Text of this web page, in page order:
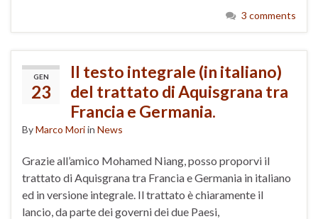
3 comments
GEN
23
Il testo integrale (in italiano)
del trattato di Aquisgrana tra
Francia e Germania.
ByMarco Moriin News
Grazie all’amico Mohamed Niang, posso proporvi il
trattato di Aquisgrana tra Francia e Germania in italiano
ed in versione integrale. Il trattato è chiaramente il
lancio, da parte dei governi dei due Paesi,